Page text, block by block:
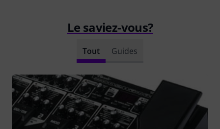
Le saviez-vous?
Tout Guides